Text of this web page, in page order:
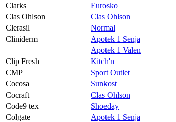
Clarks
Eurosko
Clas Ohlson
Clas Ohlson
Clerasil
Normal
Cliniderm
Apotek 1 Senja
Apotek 1 Valen
Clip Fresh
Kitch'n
CMP
Sport Outlet
Cocosa
Sunkost
Cocraft
Clas Ohlson
Code9 tex
Shoeday
Colgate
Apotek 1 Senja